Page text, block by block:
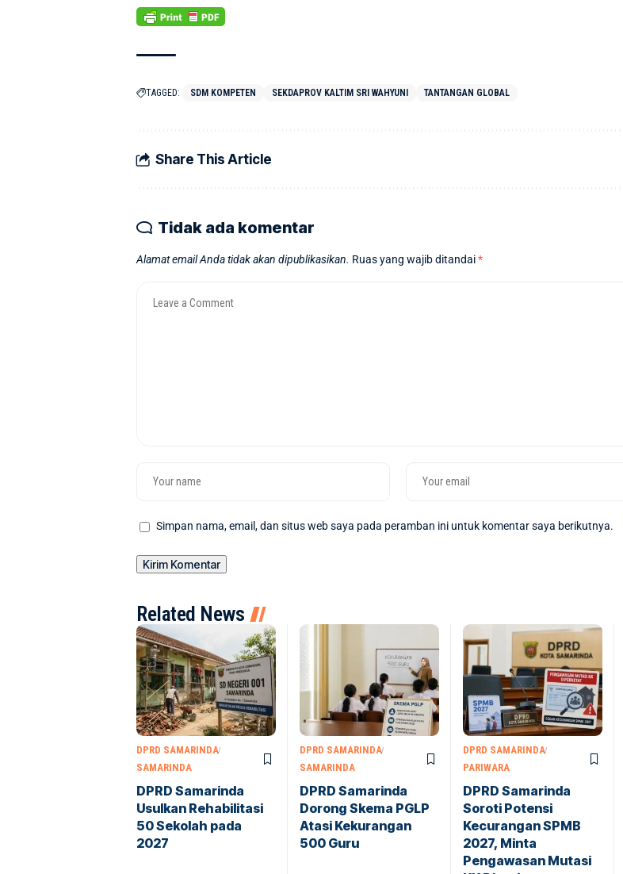
TAGGED: SDM KOMPETEN SEKDAPROV KALTIM SRI WAHYUNI TANTANGAN GLOBAL
Share This Article
Tidak ada komentar
Alamat email Anda tidak akan dipublikasikan. Ruas yang wajib ditandai*
Simpan nama, email, dan situs web saya pada peramban ini untuk komentar saya berikutnya.
Related News
DPRD SAMARINDA
SAMARINDA
DPRD Samarinda
Usulkan Rehabilitasi
50 Sekolah pada
2027
DPRD SAMARINDA
SAMARINDA
DPRD Samarinda
Dorong Skema PGLP
Atasi Kekurangan
500 Guru
DPRD SAMARINDA
PARIWARA
DPRD Samarinda
Soroti Potensi
Kecurangan SPMB
2027, Minta
Pengawasan Mutasi